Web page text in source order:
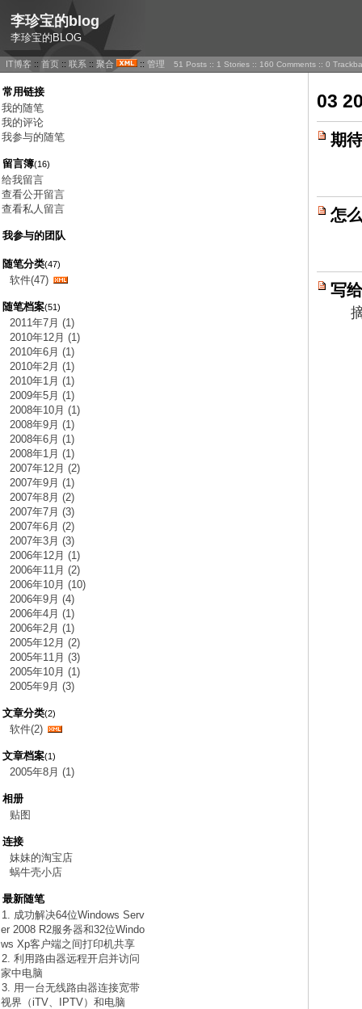
李珍宝的blog
李珍宝的BLOG
IT博客 :: 首页 :: 联系 :: 聚合 :: 管理 51 Posts :: 1 Stories :: 160 Comments :: 0
常用链接
我的随笔
我的评论
我参与的随笔
留言簿(16)
给我留言
查看公开留言
查看私人留言
我参与的团队
随笔分类(47)
软件(47)
随笔档案(51)
2011年7月 (1)
2010年12月 (1)
2010年6月 (1)
2010年2月 (1)
2010年1月 (1)
2009年5月 (1)
2008年10月 (1)
2008年9月 (1)
2008年6月 (1)
2008年1月 (1)
2007年12月 (2)
2007年9月 (1)
2007年8月 (2)
2007年7月 (3)
2007年6月 (2)
2007年3月 (3)
2006年12月 (1)
2006年11月 (2)
2006年10月 (10)
2006年9月 (4)
2006年4月 (1)
2006年2月 (1)
2005年12月 (2)
2005年11月 (3)
2005年10月 (1)
2005年9月 (3)
文章分类(2)
软件(2)
文章档案(1)
2005年8月 (1)
相册
贴图
连接
妹妹的淘宝店
蜗牛壳小店
最新随笔
1. 成功解决64位Windows Serv
er 2008 R2服务器和32位Windo
ws Xp客户端之间打印机共享
2. 利用路由器远程开启并访问
家中电脑
3. 用一台无线路由器连接宽带
视界（iTV、IPTV）和电脑
03
期
怎
写
摘